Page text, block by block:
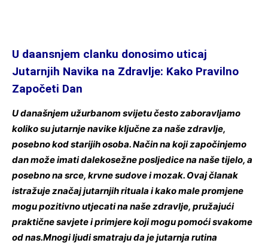
U daansnjem clanku donosimo uticaj
Jutarnjih Navika na Zdravlje: Kako Pravilno
Započeti Dan
U današnjem užurbanom svijetu često zaboravljamo
koliko su jutarnje navike ključne za naše zdravlje,
posebno kod starijih osoba. Način na koji započinjemo
dan može imati dalekosežne posljedice na naše tijelo, a
posebno na srce, krvne sudove i mozak. Ovaj članak
istražuje značaj jutarnjih rituala i kako male promjene
mogu pozitivno utjecati na naše zdravlje, pružajući
praktične savjete i primjere koji mogu pomoći svakome
od nas.Mnogi ljudi smatraju da je jutarnja rutina